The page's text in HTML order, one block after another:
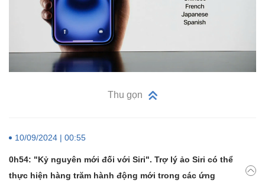
Thu gọn
10/09/2024 | 00:55
0h54: "Kỷ nguyên mới đối với Siri". Trợ lý ảo Siri có thể
thực hiện hàng trăm hành động mới trong các ứng